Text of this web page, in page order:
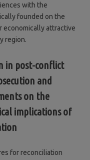
with the
founded on the
economically attractive
region.
in post-conflict
and
on the
implications of
for reconciliation